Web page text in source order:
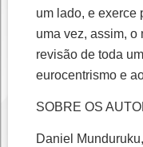
um lado, e exerce
uma vez, assim, o
revisão de toda
eurocentrismo e
SOBRE OS
Daniel